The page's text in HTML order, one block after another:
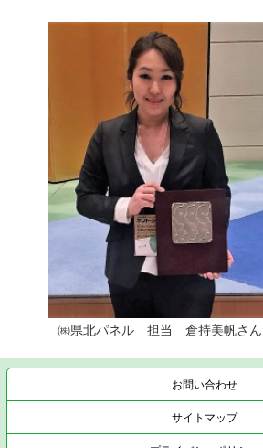
㈱県北パネル 担当 倉持美帆さん
お問い合わせ
サイトマップ